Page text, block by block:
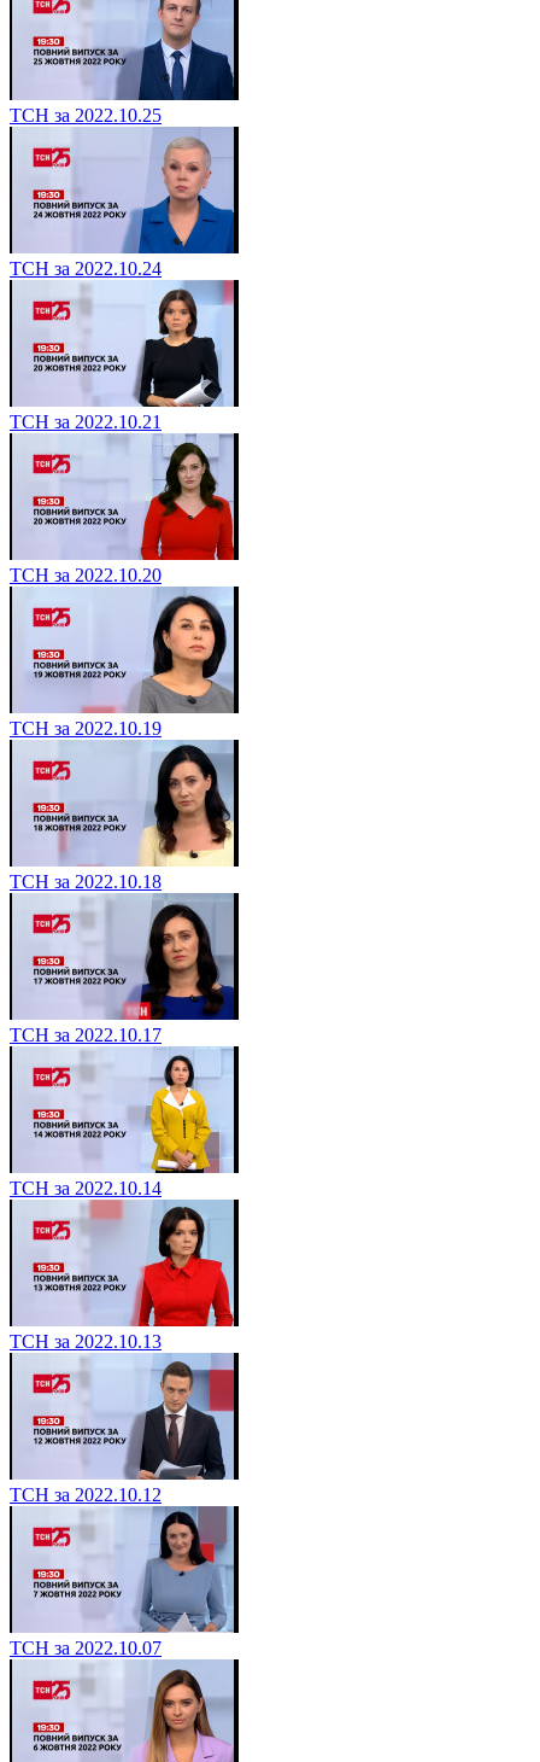
ТСН за 2022.10.25
ТСН за 2022.10.24
ТСН за 2022.10.21
ТСН за 2022.10.20
ТСН за 2022.10.19
ТСН за 2022.10.18
ТСН за 2022.10.17
ТСН за 2022.10.14
ТСН за 2022.10.13
ТСН за 2022.10.12
ТСН за 2022.10.07